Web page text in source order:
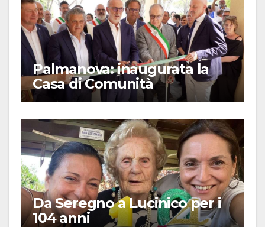
Palmanova: inaugurata la
Casa di Comunità
Da Seregno a Lucinico per i
104 anni